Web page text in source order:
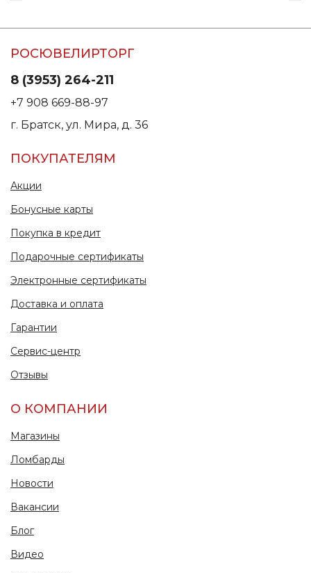
РОСЮВЕЛИРТОРГ
8 (3953) 264-211
+7 908 669-88-97
г. Братск, ул. Мира, д. 36
ПОКУПАТЕЛЯМ
Акции
Бонусные карты
Покупка в кредит
Подарочные сертификаты
Электронные сертификаты
Доставка и оплата
Гарантии
Сервис-центр
Отзывы
О КОМПАНИИ
Магазины
Ломбарды
Новости
Вакансии
Блог
Видео